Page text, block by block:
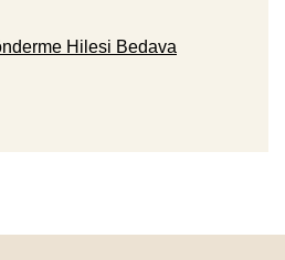
Hilesi Bedava